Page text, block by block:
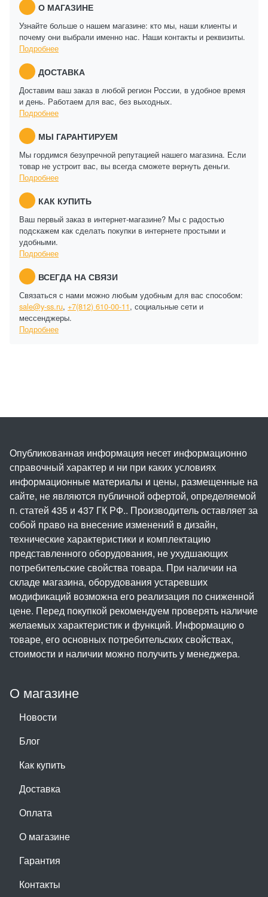
О МАГАЗИНЕ
Узнайте больше о нашем магазине: кто мы, наши клиенты и
почему они выбрали именно нас. Наши контакты и реквизиты.
Подробнее
ДОСТАВКА
Доставим ваш заказ в любой регион России, в удобное время
и день. Работаем для вас, без выходных.
Подробнее
МЫ ГАРАНТИРУЕМ
Мы гордимся безупречной репутацией нашего магазина. Если
товар не устроит вас, вы всегда сможете вернуть деньги.
Подробнее
КАК КУПИТЬ
Ваш первый заказ в интернет-магазине? Мы с радостью
подскажем как сделать покупки в интернете простыми и
удобными.
Подробнее
ВСЕГДА НА СВЯЗИ
Связаться с нами можно любым удобным для вас способом:
sale@y-ss.ru, +7(812) 610-00-11, социальные сети и
мессенджеры.
Подробнее
О магазине
Новости
Блог
Как купить
Доставка
Оплата
О магазине
Гарантия
Контакты
Опубликованная информация несет информационно
справочный характер и ни при каких условиях
информационные материалы и цены, размещенные на
сайте, не являются публичной офертой, определяемой
п. статей 435 и 437 ГК РФ.. Производитель оставляет за
собой право на внесение изменений в дизайн,
технические характеристики и комплектацию
представленного оборудования, не ухудшающих
потребительские свойства товара. При наличии на
складе магазина, оборудования устаревших
модификаций возможна его реализация по сниженной
цене. Перед покупкой рекомендуем проверять наличие
желаемых характеристик и функций. Информацию о
товаре, его основных потребительских свойствах,
стоимости и наличии можно получить у менеджера.